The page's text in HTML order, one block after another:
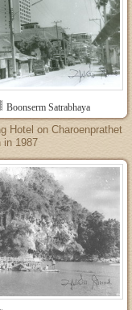
Boonserm Satrabhaya
Hotel on Charoenprathet
in 1987